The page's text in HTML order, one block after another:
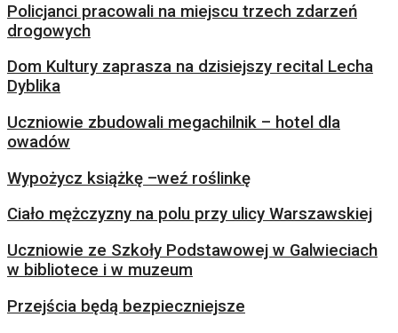
Policjanci pracowali na miejscu trzech zdarzeń
drogowych
Dom Kultury zaprasza na dzisiejszy recital Lecha
Dyblika
Uczniowie zbudowali megachilnik – hotel dla
owadów
Wypożycz książkę –weź roślinkę
Ciało mężczyzny na polu przy ulicy Warszawskiej
Uczniowie ze Szkoły Podstawowej w Galwieciach
w bibliotece i w muzeum
Przejścia będą bezpieczniejsze